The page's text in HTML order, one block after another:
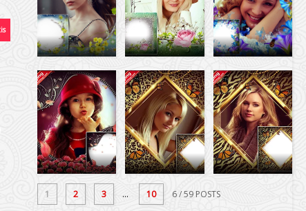
1 2 3 ... 10 6/ 59 POSTS